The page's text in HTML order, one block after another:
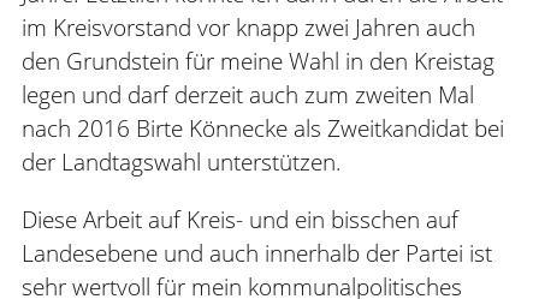
im Kreisvorstand vor knapp zwei Jahren auch
den Grundstein für meine Wahl in den Kreistag
legen und darf derzeit auch zum zweiten Mal
nach 2016 Birte Könnecke als Zweitkandidat bei
der Landtagswahl unterstützen.
Diese Arbeit auf Kreis- und ein bisschen auf
Landesebene und auch innerhalb der Partei ist
sehr wertvoll für mein kommunalpolitisches